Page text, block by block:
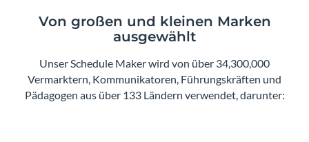
Von großen und kleinen Marken
ausgewählt
Unser Schedule Maker wird von über 34,300,000
Vermarktern, Kommunikatoren, Führungskräften und
Pädagogen aus über 133 Ländern verwendet, darunter: